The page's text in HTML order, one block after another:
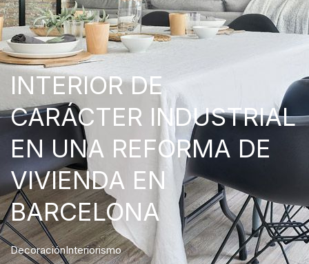
INTERIOR DE
CARÁCTER INDUSTRIAL
EN UNA REFORMA DE
VIVIENDA EN
BARCELONA
DecoraciónInteriorismo